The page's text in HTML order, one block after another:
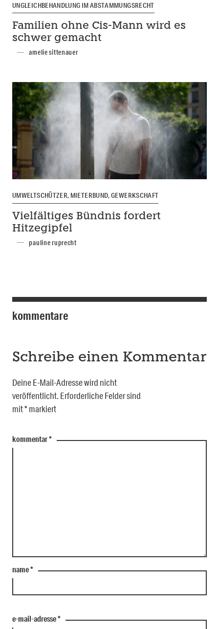
UNGLEICHBEHANDLUNG IM ABSTAMMUNGSRECHT
Familien ohne Cis-Mann wird es
schwer gemacht
amelie sittenauer
UMWELTSCHÜTZER, MIETERBUND, GEWERKSCHAFT
Vielfältiges Bündnis fordert
Hitzegipfel
pauline ruprecht
kommentare
Schreibe einen Kommentar
Deine E-Mail-Adresse wird nicht
veröffentlicht. Erforderliche Felder sind
mit*markiert
kommentar*
name*
e-mail-adresse*